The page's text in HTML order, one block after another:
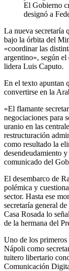
El Gobierno
designó a
La nueva secretaría
bajo la órbita del
«coordinar las
argentino», según
lidera Luis Caputo.
En el texto apuntan
convertirse en la
«El flamante
negociaciones para
uranio en las
restructuración
como resultado la
desendeudamiento
comunicado del
El desembarco de
polémica y
sector. Hasta ese
secretaría general
Casa Rosada lo
de la hermana del
Uno de los primeros
Nápoli como
tuitero libertario
Comunicación